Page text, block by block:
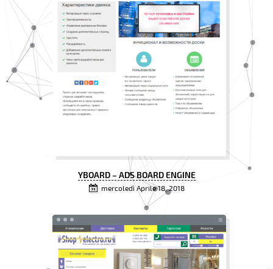
YBOARD – ADS BOARD ENGINE
mercoledì Aprile 18, 2018